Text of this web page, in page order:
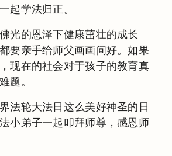
起学法归正。
光的恩泽下健康茁壮的成长
要亲手给师父画画问好。如果
现在的社会对于孩子的教育真
题。
法轮大法日这么美好神圣的日
小弟子一起叩拜师尊，感恩师